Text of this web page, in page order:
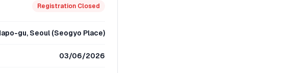
Registration Closed
gu, Seoul (Seogyo Place)
03/06/2026